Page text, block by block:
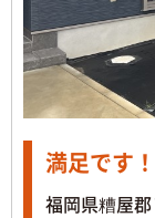
満足です！
福岡県糟屋